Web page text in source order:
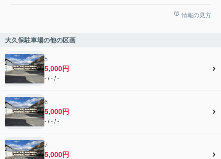
情報の見方
大久保駐車場の他の区画
5
5,000円
- / - / -
6
5,000円
- / - / -
7
5,000円